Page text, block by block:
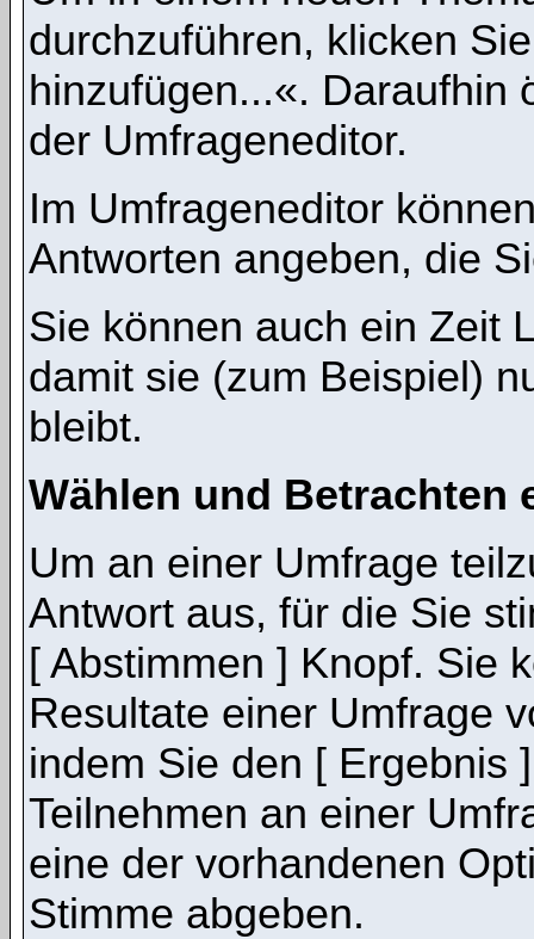
durchzuführen, klicken
hinzufügen...«. Daraufhin
der Umfrageneditor.
Im Umfrageneditor
Antworten angeben, die
Sie können auch ein Zeit
damit sie (zum Beispiel)
bleibt.
Wählen und Betrachten
Um an einer Umfrage
Antwort aus, für die Sie
[ Abstimmen ] Knopf. Sie
Resultate einer Umfrage
indem Sie den [ Ergebnis
Teilnehmen an einer
eine der vorhandenen
Stimme abgeben.